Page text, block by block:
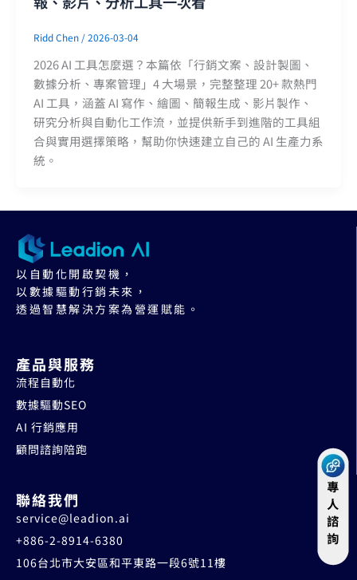
Ridd Chen /2026-03-04
2026 AI 工具怎麼選？本篇依「行銷文案、設計製圖、
數據分析、專案管理」4 大場景，完整整理 20+ 款熱門
AI 工具，涵蓋 AI 寫作、繪圖、簡報生成、影片製作、
研究分析與自動化工作流，並提供新手到進階的工具組
合與實用選擇策略，幫助你快速建立自己的 AI 生產力系
統。
以自動化開啟契機，
以數據驅動行銷未來，
透過智慧解決方案為營運賦能。
產品與服務
流程自動化
數據驅動SEO
AI 行銷應用
顧問諮詢陪跑
聯絡我們
service@leadion.ai
+886-2-8914-6380
106台北市大安區和平東路一段6號11樓